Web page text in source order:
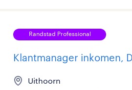
Randstad Professional
Klantmanager inkomen,
Uithoorn